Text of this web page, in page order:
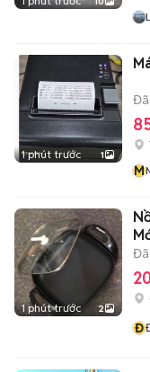
1 phút trước 1
M
1 phút trước 2
Đ